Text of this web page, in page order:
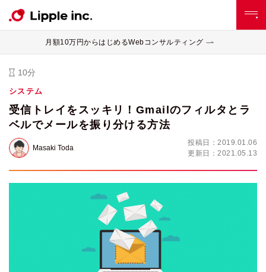
月額10万円からはじめるWebコンサルティング
10分
システム
受信トレイをスッキリ！Gmailのフィルタとラ
ベルでメールを振り分ける方法
Masaki Toda
投稿日：2019.01.06
更新日：2021.05.13